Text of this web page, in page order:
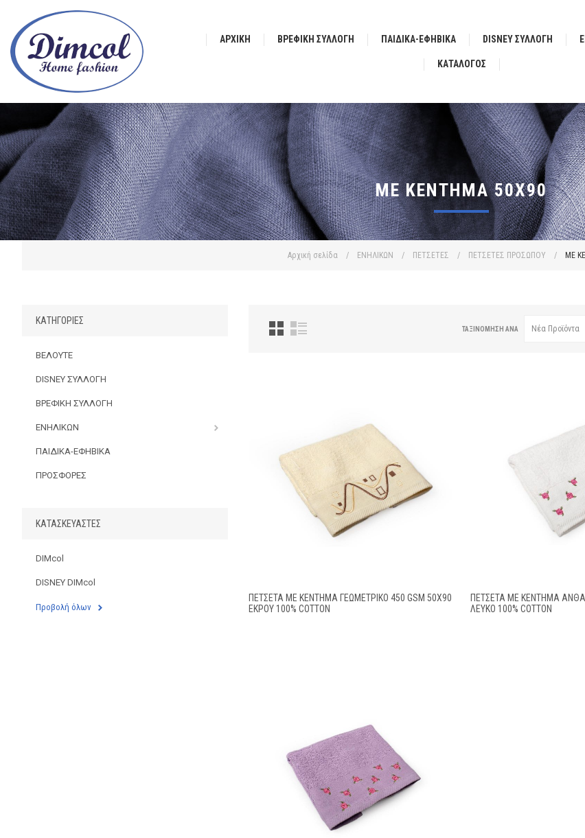
ΑΡΧΙΚΉ ΒΡΕΦΙΚΗ ΣΥΛΛΟΓΗ ΠΑΙΔΙΚΑ-ΕΦΗΒΙΚΑ DISNEY ΣΥΛΛΟΓΗ
ΚΑΤΆΛΟΓΟΣ
Αρχική σελίδα / ΕΝΗΛΙΚΩΝ / ΠΕΤΣΕΤΕΣ / ΠΕΤΣΕΤΕΣ ΠΡΟΣΩΠΟΥ / ΜΕ
ΜΕ ΚΕΝΤΗΜΑ 50X90
ΤΑΞΙΝΌΜΗΣΗ ΑΝΆ
ΠΕΤΣΕΤΑ ΜΕ ΚΈΝΤΗΜΑ ΓΕΩΜΕΤΡΙΚΌ 450 GSM 50X90
ΕΚΡΟΎ 100% COTTON
ΠΕΤΣΕΤΑ ΜΕ ΚΈΝΤΗΜΑ
ΛΕΥΚΌ 100% COTTON
ΚΑΤΗΓΟΡΊΕΣ
ΒΕΛΟΥΤΕ
DISNEY ΣΥΛΛΟΓΗ
ΒΡΕΦΙΚΗ ΣΥΛΛΟΓΗ
ΕΝΗΛΙΚΩΝ
ΠΑΙΔΙΚΑ-ΕΦΗΒΙΚΑ
ΠΡΟΣΦΟΡΕΣ
ΚΑΤΑΣΚΕΥΑΣΤΈΣ
DIMcol
DISNEY DIMcol
Προβολή όλων